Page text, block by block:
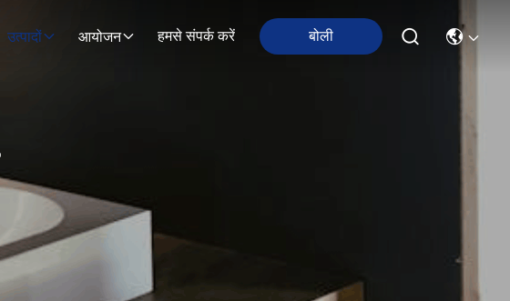
उत्पादों आयोजन हमसे संपर्क करें बोली